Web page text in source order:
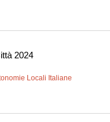
2024
Locali Italiane